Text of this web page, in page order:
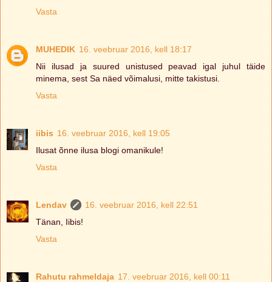
Vasta
MUHEDIK 16. veebruar 2016, kell 18:17
Nii ilusad ja suured unistused peavad igal juhul täide
minema, sest Sa näed võimalusi, mitte takistusi.
Vasta
iibis 16. veebruar 2016, kell 19:05
Ilusat õnne ilusa blogi omanikule!
Vasta
Lendav
16. veebruar 2016, kell 22:51
Tänan, Iibis!
Vasta
Rahutu rahmeldaja 17. veebruar 2016, kell 00:11